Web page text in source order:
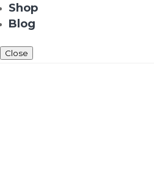
Shop
Blog
Close